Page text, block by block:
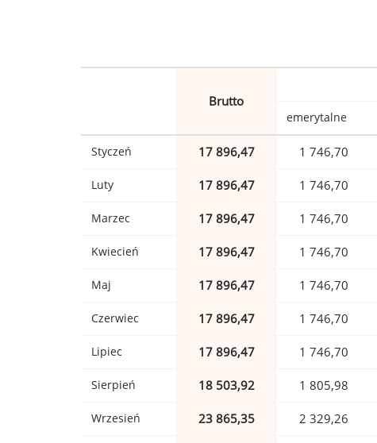
Brutto
emerytalne
Styczeń 17 896,47 1 746,70
Luty 17 896,47 1 746,70
Marzec 17 896,47 1 746,70
Kwiecień 17 896,47 1 746,70
Maj 17 896,47 1 746,70
Czerwiec 17 896,47 1 746,70
Lipiec 17 896,47 1 746,70
Sierpień 18 503,92 1 805,98
Wrzesień 23 865,35 2 329,26